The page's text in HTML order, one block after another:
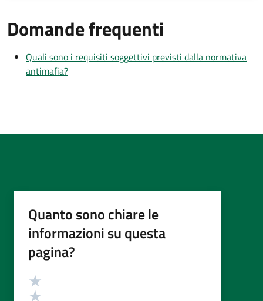
Domande frequenti
Quali sono i requisiti soggettivi previsti dalla normativa
antimafia?
Quanto sono chiare le
informazioni su questa
pagina?
Valutazione